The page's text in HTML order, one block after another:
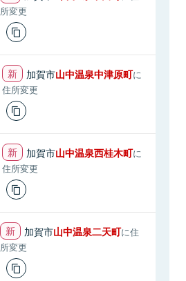
所変更
加賀市山中温泉中津原町に
住所変更
加賀市山中温泉西桂木町に
住所変更
加賀市山中温泉二天町に住
所変更